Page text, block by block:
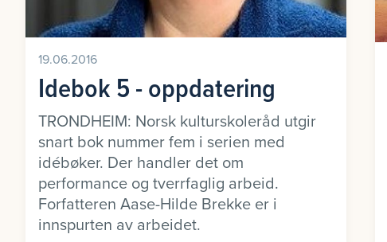
19.06.2016
Idebok 5 - oppdatering
TRONDHEIM: Norsk kulturskoleråd utgir
snart bok nummer fem i serien med
idébøker. Der handler det om
performance og tverrfaglig arbeid.
Forfatteren Aase-Hilde Brekke er i
innspurten av arbeidet.